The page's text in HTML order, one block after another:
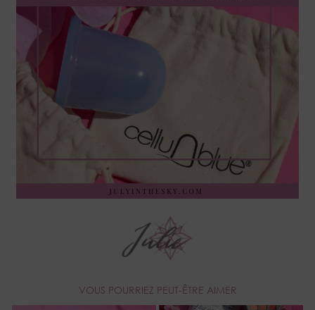
VOUS POURRIEZ PEUT-ÊTRE AIMER